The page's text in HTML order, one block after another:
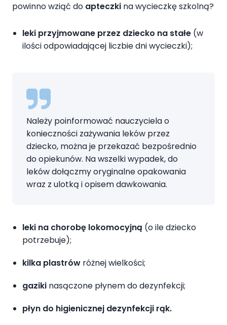
powinno wziąć do apteczki na wycieczkę szkolną?
leki przyjmowane przez dziecko na stałe (w
ilości odpowiadającej liczbie dni wycieczki);
Należy poinformować nauczyciela o
konieczności zażywania leków przez
dziecko, można je przekazać bezpośrednio
do opiekunów. Na wszelki wypadek, do
leków dołączmy oryginalne opakowania
wraz z ulotką i opisem dawkowania.
leki na chorobę lokomocyjną (o ile dziecko
potrzebuje);
kilka plastrów różnej wielkości;
gaziki nasączone płynem do dezynfekcji;
płyn do higienicznej dezynfekcji rąk.